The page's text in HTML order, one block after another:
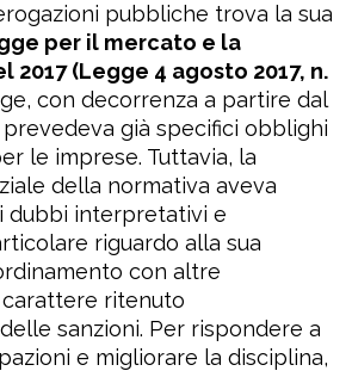
pubbliche trova la sua
per il mercato e la
2017 (Legge 4 agosto 2017, n.
con decorrenza a partire dal
prevedeva già specifici obblighi
le imprese. Tuttavia, la
della normativa aveva
dubbi interpretativi e
riguardo alla sua
con altre
ritenuto
sanzioni. Per rispondere a
e migliorare la disciplina,